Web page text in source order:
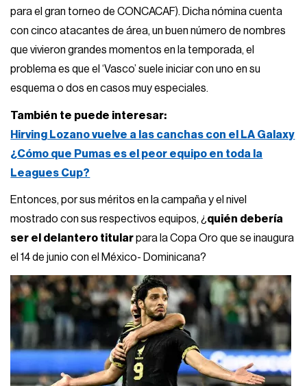
para el gran torneo de CONCACAF). Dicha nómina cuenta
con cinco atacantes de área, un buen número de nombres
que vivieron grandes momentos en la temporada, el
problema es que el ‘Vasco’ suele iniciar con uno en su
esquema o dos en casos muy especiales.
También te puede interesar:
Hirving Lozano vuelve a las canchas con el LA Galaxy
¿Cómo que Pumas es el peor equipo en toda la
Leagues Cup?
Entonces, por sus méritos en la campaña y el nivel
mostrado con sus respectivos equipos, ¿quién debería
ser el delantero titularpara la Copa Oro que se inaugura
el 14 de junio con el México- Dominicana?